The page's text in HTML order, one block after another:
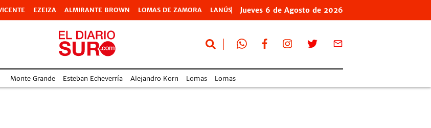
EZEIZA ALMIRANTE BROWN LOMAS DE ZAMORA LANÚS Jueves 6 de Agosto de 2026
Monte Grande Esteban Echeverría Alejandro Korn Lomas Lomas